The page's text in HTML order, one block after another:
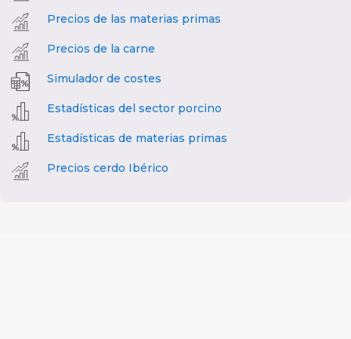
Precios de las materias primas
Precios de la carne
Simulador de costes
Estadísticas del sector porcino
Estadísticas de materias primas
Precios cerdo Ibérico